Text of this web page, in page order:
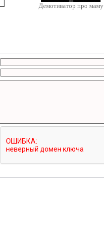
Демотиватор про маму